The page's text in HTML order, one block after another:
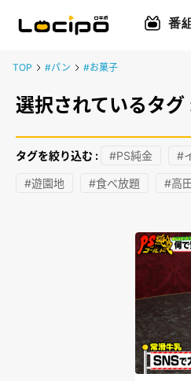
番
TOP #パン #お菓子
選択されているタグ
タグを絞り込む : #PS純金 #
#遊園地 #食べ放題 #高